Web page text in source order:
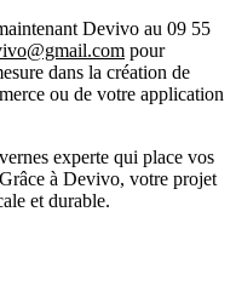
Devivo au 09 55
pour
dans la création de
ou de votre application
experte qui place vos
à Devivo, votre projet
et durable.